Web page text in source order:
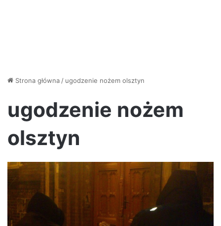
Strona główna / ugodzenie nożem olsztyn
ugodzenie nożem
olsztyn